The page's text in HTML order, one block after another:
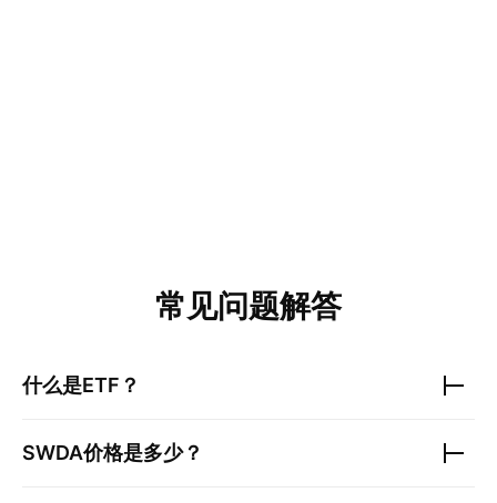
常见问题解答
什么是ETF？
SWDA价格是多少？